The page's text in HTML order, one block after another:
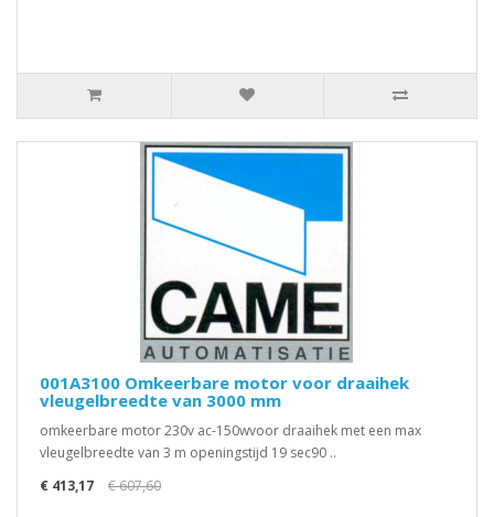
001A3100 Omkeerbare motor voor draaihek
vleugelbreedte van 3000 mm
omkeerbare motor 230v ac-150wvoor draaihek met een max
vleugelbreedte van 3 m openingstijd 19 sec90 ..
€ 413,17
€ 607,60